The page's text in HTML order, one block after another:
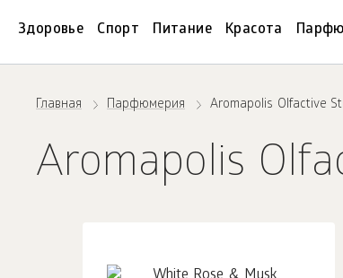
Здоровье Спорт Питание Красота
Главная Парфюмерия Aromapolis Olfactive
Aromapolis